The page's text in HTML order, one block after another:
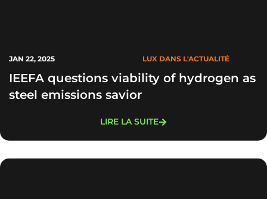
JAN 22, 2025 LUX DANS L'ACTUALITÉ
IEEFA questions viability of hydrogen as
steel emissions savior
LIRE LA SUITE